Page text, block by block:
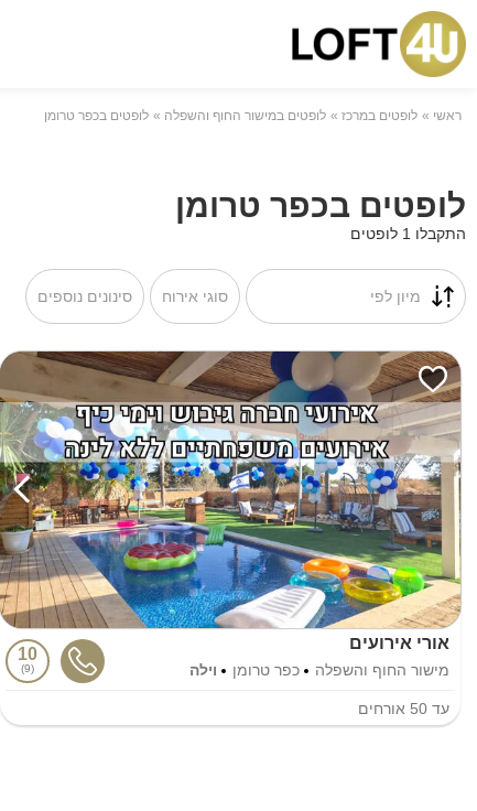
ראשי לופטים במרכז לופטים במישור החוף והשפלה לופטים בכפר טרומן
לופטים בכפר טרומן
התקבלו 1 לופטים
מיון לפי סוגי אירוח סינונים נוספים
אורי אירועים
מישור החוף והשפלה כפר טרומן וילה
10
9
עד 50 אורחים